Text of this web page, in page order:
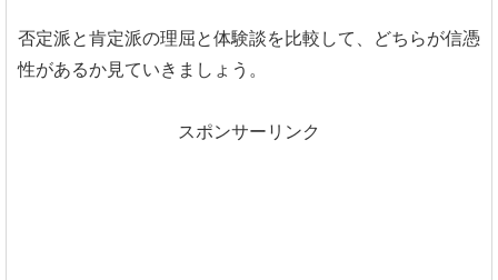
否定派と肯定派の理屈と体験談を比較して、どちらが信憑
性があるか見ていきましょう。
スポンサーリンク